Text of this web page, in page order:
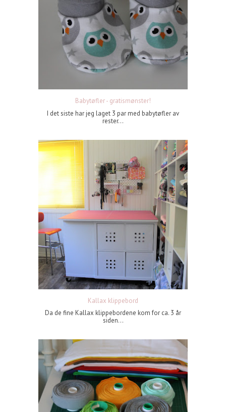
Babytøfler - gratismønster!
I det siste har jeg laget 3 par med babytøfler av
rester...
Kallax klippebord
Da de fine Kallax klippebordene kom for ca. 3 år
siden...